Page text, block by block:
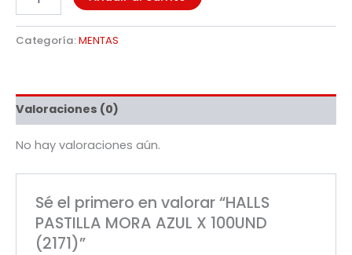
Categoría:MENTAS
Valoraciones (0)
No hay valoraciones aún.
Sé el primero en valorar “HALLS
PASTILLA MORA AZUL X 100UND
(2171)”